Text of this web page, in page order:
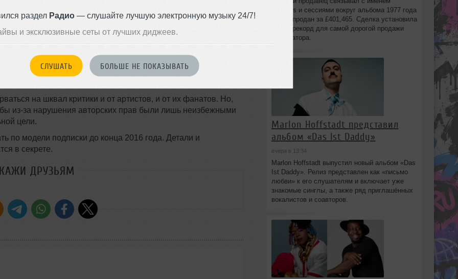
раздел Радио— слушайте лучшую электронную музыку 24/7!
и эксклюзивные сеты от лучших диджеев.
СЛУШАТЬ БОЛЬШЕ НЕ ПОКАЗЫВАТЬ
подписки уже в этом году
контракт с популярным сервисом, насчитывающим 175
не заключившим аналогичную сделку, остался
что они получают возможность контролировать часть
от стриминга треков.
на шквал критики и от артистов, и от их фанатов. Но,
из-за нарушения авторских прав были лишь неизбежными
цели.
по модели подписки до конца 2016 года. Детали и
в секрете.
ДРУЗЬЯМ
Vangelis и сессиями вокруг альбома 1977 года
Spiral, продан за £401,465. Сделка установила
новый рекорд для самой дорогой продажи
синтезатора.
Marlon Hoffstadt представил
альбом «Das Ist Daddy»
вчера в 13:34
Marlon Hoffstadt выпустил новый альбом «Das
Ist Daddy». Релиз представлен как «письмо
любви» к его слушателям и включает уже
знакомые синглы, а также ряд приглашённых
вокалистов и соавторов.